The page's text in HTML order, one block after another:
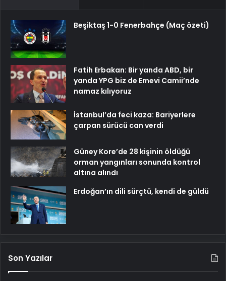
Beşiktaş 1-0 Fenerbahçe (Maç özeti)
Fatih Erbakan: Bir yanda ABD, bir
yanda YPG biz de Emevi Camii’nde
namaz kılıyoruz
İstanbul’da feci kaza: Bariyerlere
çarpan sürücü can verdi
Güney Kore’de 28 kişinin öldüğü
orman yangınları sonunda kontrol
altına alındı
Erdoğan’ın dili sürçtü, kendi de güldü
Son Yazılar